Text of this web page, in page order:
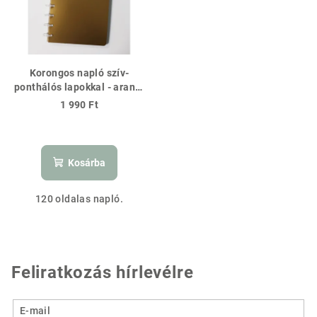
Korongos napló szív-
ponthálós lapokkal - arany-
natur
1 990 Ft
Kosárba
120 oldalas napló.
Feliratkozás hírlevélre
E-mail